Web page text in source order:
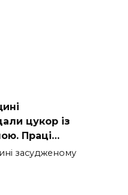
цукор із
Праці…
засудженому